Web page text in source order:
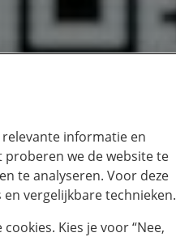
informatie en
proberen we de website te
te analyseren. Voor deze
vergelijkbare technieken.
Kies je voor “Nee,